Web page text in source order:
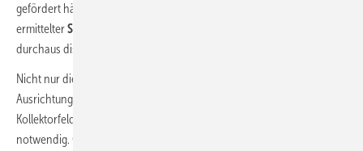
gefördert hätten. Beispielsweise durch Anrechnung messtechnisch
ermittelterSolarerträge
durchaus diskutiert wurde.
Nicht nur die Beachtung des jahreszeitlichen Sonnenstandes in der
Ausrichtung der
Kollektorfelds) ist für eine optimale Nutzung der
notwendig. Gleichermaßen muss die Möglichkeit geschaffen werden,